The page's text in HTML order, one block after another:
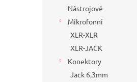
Nástrojové
Mikrofonní
XLR-XLR
XLR-JACK
Konektory
Jack 6,3mm